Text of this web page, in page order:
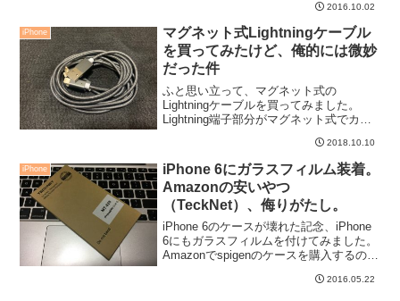
2016.10.02
iPhone
マグネット式Lightningケーブル
を買ってみたけど、俺的には微妙
だった件
ふと思い立って、マグネット式の
Lightningケーブルを買ってみました。
Lightning端子部分がマグネット式でカチ
利用しようかと思ったのですが、私の利
用環境としては使い勝手は微妙な感じで
した。
2018.10.10
iPhone
iPhone 6にガラスフィルム装着。
Amazonの安いやつ
（TeckNet）、侮りがたし。
iPhone 6のケースが壊れた記念、iPhone
6にもガラスフィルムを付けてみました。
Amazonでspigenのケースを購入するのに
2016.05.22